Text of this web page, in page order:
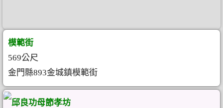
模範街
569公尺
金門縣893金城鎮模範街
邱良功母節孝坊